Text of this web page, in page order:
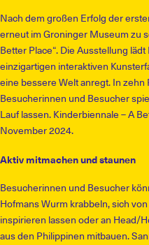
Nach dem großen Erfolg der
erneut im Groninger Museum zu
Better Place“. Die Ausstellung
einzigartigen interaktiven
eine bessere Welt anregt. In zehn
Besucherinnen und Besucher
Lauf lassen. Kinderbiennale – A
November 2024.
Aktiv mitmachen und staunen
Besucherinnen und Besucher
Hofmans Wurm krabbeln, sich
inspirieren lassen oder an Head/
aus den Philippinen mitbauen.